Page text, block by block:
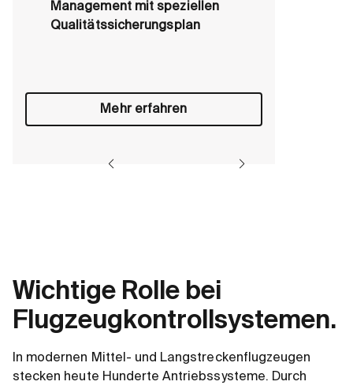
Mehr erfahren
Management mit speziellen
Qualitätssicherungsplan
Wichtige Rolle bei
Flugzeugkontrollsystemen.
In modernen Mittel- und Langstreckenflugzeugen
stecken heute Hunderte Antriebssysteme. Durch